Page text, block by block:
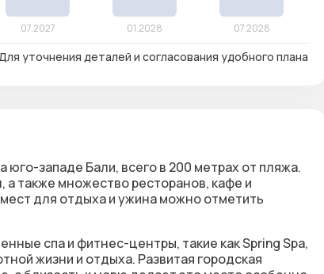
уточнения деталей и согласования удобного плана
западе Бали, всего в 200 метрах от пляжа.
также множество ресторанов, кафе и
для отдыха и ужина можно отметить
спа и фитнес-центры, такие как Spring Spa,
жизни и отдыха. Развитая городская